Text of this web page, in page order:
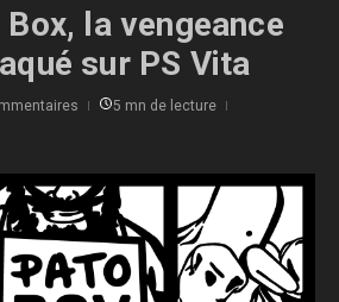
la vengeance
sur PS Vita
5 mn de lecture